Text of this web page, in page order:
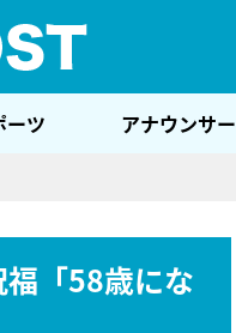
ーツ アナウンサー
「58歳にな